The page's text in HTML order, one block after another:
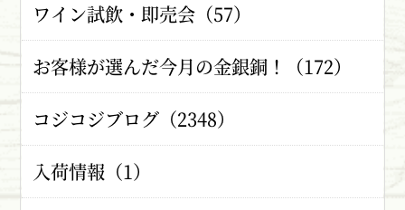
ワイン試飲・即売会（57）
お客様が選んだ今月の金銀銅！（172）
コジコジブログ（2348）
入荷情報（1）